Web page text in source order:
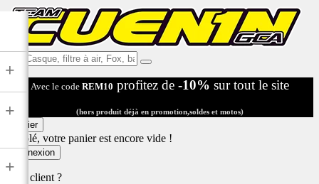
Ex:
Casque,
filtre
air,
Fox,
...
Avec le code REM10 profitez de -10% sur tout le site
(hors produit déjà en promotion,soldes et motos)
Panier
Désolé, votre panier est encore vide !
Connexion
Déjà client ?
+
+
+